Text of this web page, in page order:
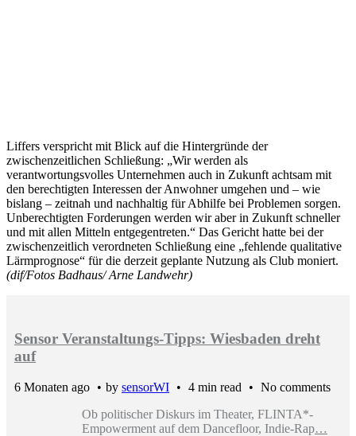
Liffers verspricht mit Blick auf die Hintergründe der
zwischenzeitlichen Schließung: „Wir werden als
verantwortungsvolles Unternehmen auch in Zukunft achtsam mit
den berechtigten Interessen der Anwohner umgehen und – wie
bislang – zeitnah und nachhaltig für Abhilfe bei Problemen sorgen.
Unberechtigten Forderungen werden wir aber in Zukunft schneller
und mit allen Mitteln entgegentreten.“ Das Gericht hatte bei der
zwischenzeitlich verordneten Schließung eine „fehlende qualitative
Lärmprognose“ für die derzeit geplante Nutzung als Club moniert.
(dif/Fotos Badhaus/ Arne Landwehr)
Sensor Veranstaltungs-Tipps: Wiesbaden dreht
auf
6 Monaten ago by sensorWI 4 min read
No comments
Ob politischer Diskurs im Theater, FLINTA*-
Empowerment auf dem Dancefloor, Indie-Rap…